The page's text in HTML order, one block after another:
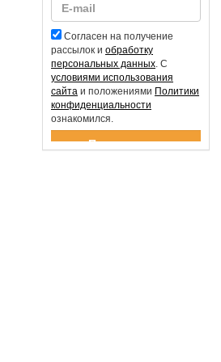
Согласен на получение
рассылок и обработку
персональных данных. С
условиями использования
сайта и положениями Политики
конфиденциальности
ознакомился.